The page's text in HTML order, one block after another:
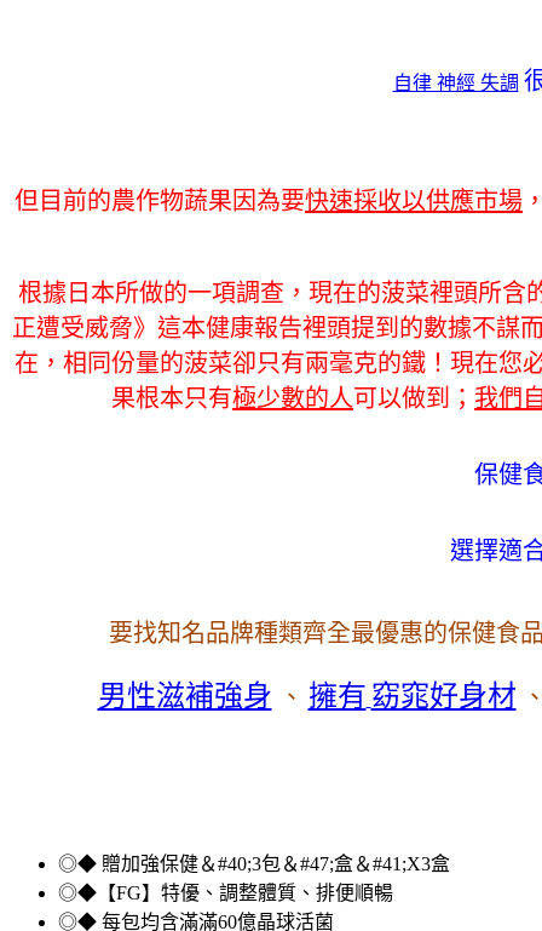
自律 神經 失調
但目前的農作物蔬果因為要快速採收以供應市場
根據日本所做的一項調查，現在的菠菜裡頭所含
正遭受威脅》這本健康報告裡頭提到的數據不謀
在，相同份量的菠菜卻只有兩毫克的鐵！現在您
果根本只有極少數的人可以做到； 我們
保健
選擇適
要找知名品牌種類齊全最優惠的保健食
男性滋補強身 、 擁有 窈窕好身材
◎◆ 贈加強保健＆#40;3包＆#47;盒＆#41;X3盒
◎◆【FG】特優、調整體質、排便順暢
◎◆ 每包均含滿滿60億晶球活菌